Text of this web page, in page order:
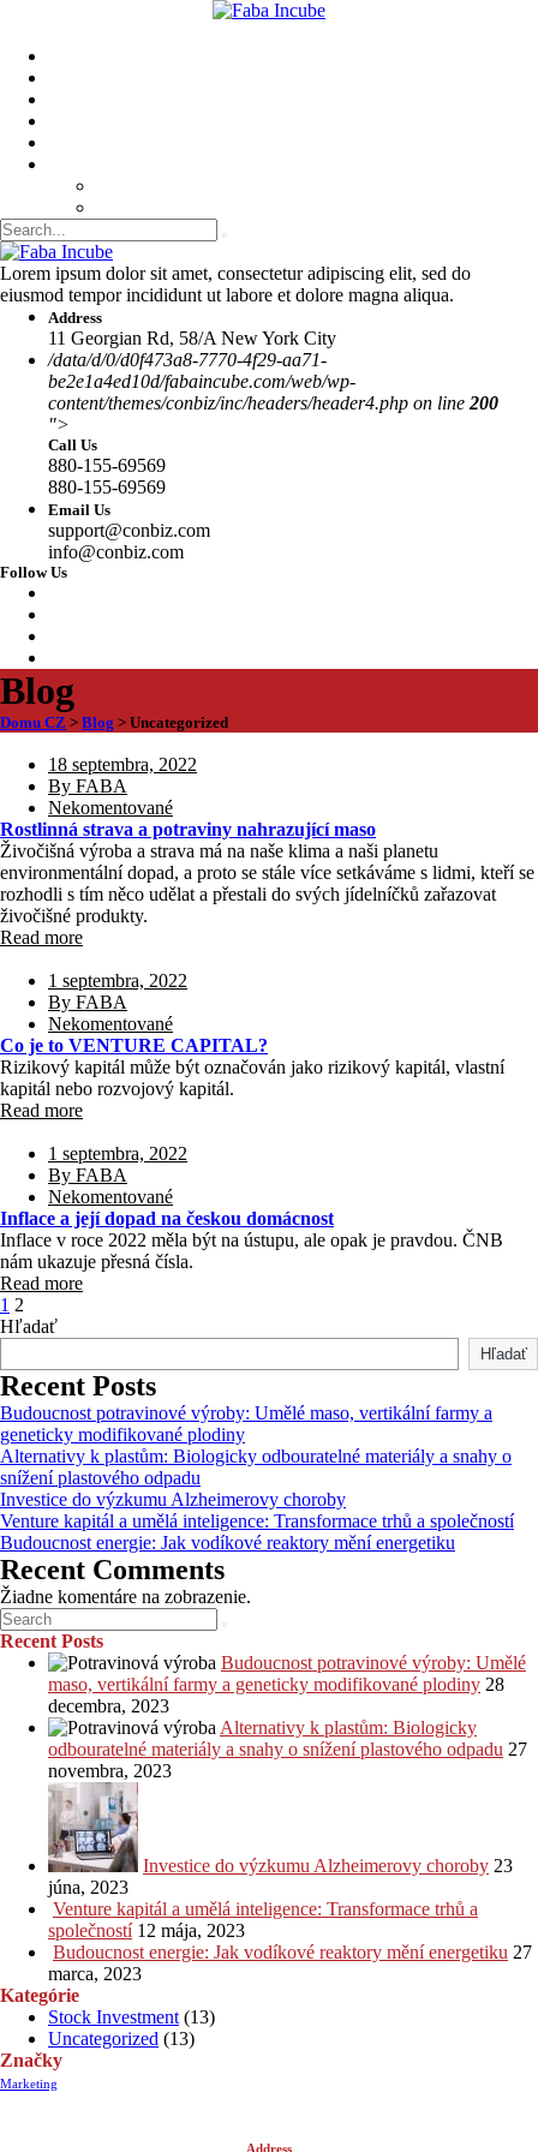
Lorem ipsum dolor sit amet, consectetur adipiscing elit, sed do
eiusmod tempor incididunt ut labore et dolore magna aliqua.
Address
11 Georgian Rd, 58/A New York City
/data/d/0/d0f473a8-7770-4f29-aa71-
be2e1a4ed10d/fabaincube.com/web/wp-
content/themes/conbiz/inc/headers/header4.php on line 200
">
Call Us
880-155-69569
880-155-69569
Email Us
support@conbiz.com
info@conbiz.com
Follow Us
Blog
Domu CZ > Blog > Uncategorized
18 septembra, 2022
By FABA
Nekomentované
Rostlinná strava a potraviny nahrazující maso
Živočišná výroba a strava má na naše klima a naši planetu
environmentální dopad, a proto se stále více setkáváme s lidmi, kteří se
rozhodli s tím něco udělat a přestali do svých jídelníčků zařazovat
živočišné produkty.
Read more
1 septembra, 2022
By FABA
Nekomentované
Co je to VENTURE CAPITAL?
Rizikový kapitál může být označován jako rizikový kapitál, vlastní
kapitál nebo rozvojový kapitál.
Read more
1 septembra, 2022
By FABA
Nekomentované
Inflace a její dopad na českou domácnost
Inflace v roce 2022 měla být na ústupu, ale opak je pravdou. ČNB
nám ukazuje přesná čísla.
Read more
1 2
Hľadať
Hľadať
Recent Posts
Budoucnost potravinové výroby: Umělé maso, vertikální farmy a
geneticky modifikované plodiny
Alternativy k plastům: Biologicky odbouratelné materiály a snahy o
snížení plastového odpadu
Investice do výzkumu Alzheimerovy choroby
Venture kapitál a umělá inteligence: Transformace trhů a společností
Budoucnost energie: Jak vodíkové reaktory mění energetiku
Recent Comments
Žiadne komentáre na zobrazenie.
Recent Posts
Budoucnost potravinové výroby: Umělé
maso, vertikální farmy a geneticky modifikované plodiny 28
decembra, 2023
Alternativy k plastům: Biologicky
odbouratelné materiály a snahy o snížení plastového odpadu 27
novembra, 2023
Investice do výzkumu Alzheimerovy choroby 23
júna, 2023
Venture kapitál a umělá inteligence: Transformace trhů a
společností 12 mája, 2023
Budoucnost energie: Jak vodíkové reaktory mění energetiku 27
marca, 2023
Kategórie
Stock Investment (13)
Uncategorized (13)
Značky
Marketing
Address